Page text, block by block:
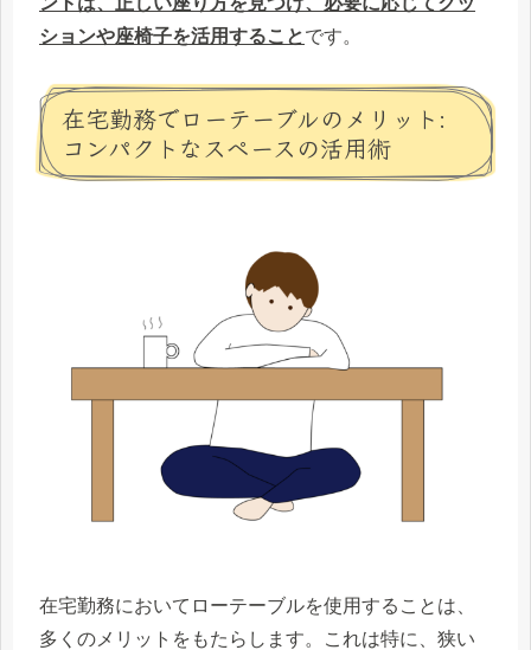
ションや座椅子を活用することです。
在宅勤務でローテーブルのメリット:
コンパクトなスペースの活用術
在宅勤務においてローテーブルを使用することは、
多くのメリットをもたらします。これは特に、狭い